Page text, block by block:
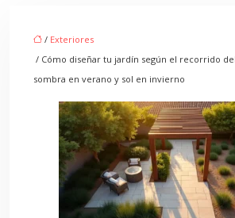
/ Exteriores
/ Cómo diseñar tu jardín según el recorrido
sombra en verano y sol en invierno